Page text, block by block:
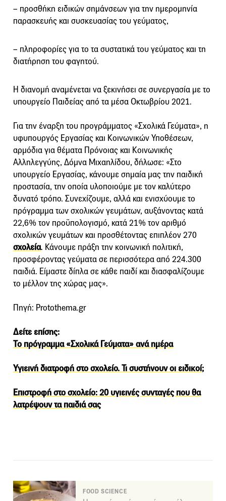
– προσθήκη ειδικών σημάνσεων για την ημερομηνία
παρασκευής και συσκευασίας του γεύματος,
– πληροφορίες για το τα συστατικά του γεύματος και τη
διατήρηση του φαγητού.
Η διανομή αναμένεται να ξεκινήσει σε συνεργασία με το
υπουργείο Παιδείας από τα μέσα Οκτωβρίου 2021.
Για την έναρξη του προγράμματος «Σχολικά Γεύματα», η
υφυπουργός Εργασίας και Κοινωνικών Υποθέσεων,
αρμόδια για θέματα Πρόνοιας και Κοινωνικής
Αλληλεγγύης, Δόμνα Μιχαηλίδου, δήλωσε: «Στο
υπουργείο Εργασίας, κάνουμε σημαία μας την παιδική
προστασία, την οποία υλοποιούμε με τον καλύτερο
δυνατό τρόπο. Συνεχίζουμε, αλλά και ενισχύουμε το
πρόγραμμα των σχολικών γευμάτων, αυξάνοντας κατά
22,6% τον προϋπολογισμό, κατά 21% τον αριθμό
σχολικών γευμάτων και προσθέτοντας επιπλέον 270
σχολεία. Κάνουμε πράξη την κοινωνική πολιτική,
προσφέροντας γεύματα σε περισσότερα από 224.300
παιδιά. Είμαστε δίπλα σε κάθε παιδί και διασφαλίζουμε
το μέλλον της χώρας μας».
Πηγή: Protothema.gr
Δείτε επίσης:
Το πρόγραμμα «Σχολικά Γεύματα» ανά ημέρα
Υγιεινή διατροφή στο σχολείο. Τι συστήνουν οι ειδικοί;
Επιστροφή στο σχολείο: 20 υγιεινές συνταγές που θα
λατρέψουν τα παιδιά σας
FOOD SCIENCE